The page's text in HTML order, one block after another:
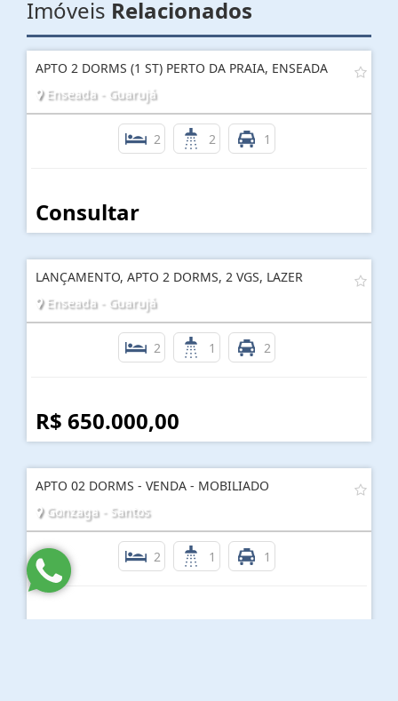
Imóveis Relacionados
APTO 2 DORMS (1 ST) PERTO DA PRAIA, ENSEADA
Enseada - Guarujá
2 2 1
Consultar
LANÇAMENTO, APTO 2 DORMS, 2 VGS, LAZER
Enseada - Guarujá
2 1 2
R$ 650.000,00
APTO 02 DORMS - VENDA - MOBILIADO
Gonzaga - Santos
2 1 1
R$ 385.000,00